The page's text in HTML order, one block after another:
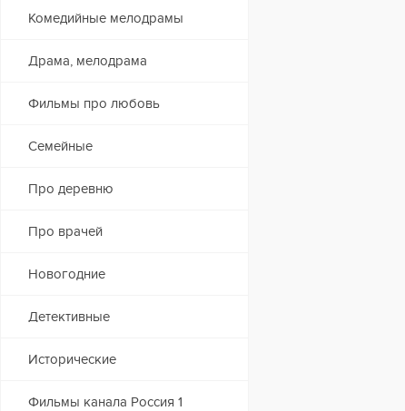
Комедийные мелодрамы
Драма, мелодрама
Фильмы про любовь
Семейные
Про деревню
Про врачей
Новогодние
Детективные
Исторические
Фильмы канала Россия 1